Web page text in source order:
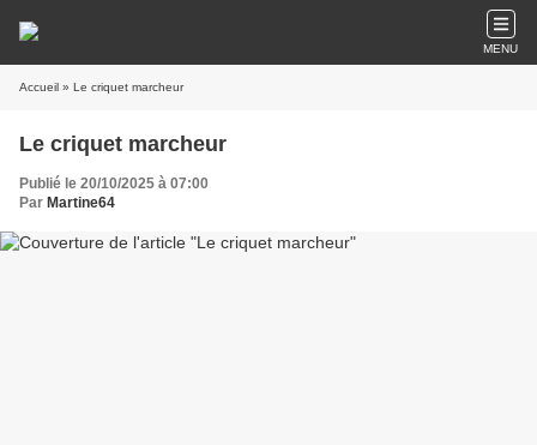
MENU
Accueil » Le criquet marcheur
Le criquet marcheur
Publié le 20/10/2025 à 07:00
Par Martine64